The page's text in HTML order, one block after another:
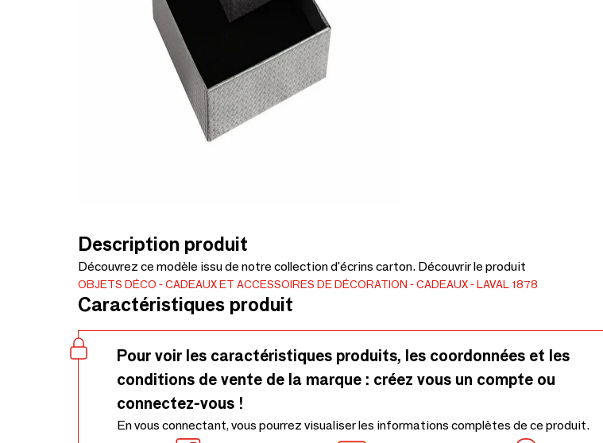
Description produit
Découvrez ce modèle issu de notre collection d'écrins carton. Découvrir le produit
OBJETS DÉCO CADEAUX ET ACCESSOIRES DE DÉCORATION CADEAUX LAVAL 1878
Caractéristiques produit
Pour voir les caractéristiques produits, les coordonnées et les
conditions de vente de la marque : créez vous un compte ou
connectez-vous !
En vous connectant, vous pourrez visualiser les informations complètes de ce produit.